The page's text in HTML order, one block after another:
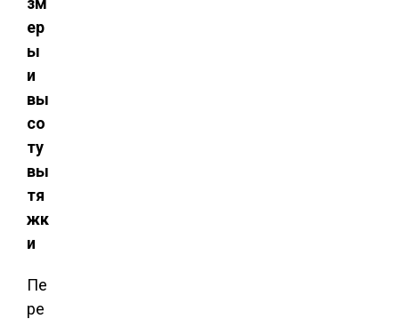
ер
ы
и
вы
со
ту
вы
тя
жк
и
Пе
ре